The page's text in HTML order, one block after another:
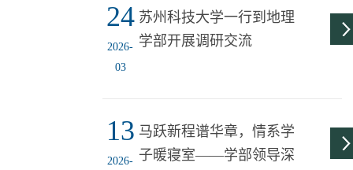
出席仪式，为范生宏、张
志军两位专家颁发特聘教
授聘书。地理学部领导班
才培养、科研创新与社会
服务等方面的发展情况，
希望两个教授在“十五五”
24
2026-
03
苏州科技大学一行到地理
学部开展调研交流
13
2026-
马跃新程谱华章，情系学
子暖寝室——学部领导深